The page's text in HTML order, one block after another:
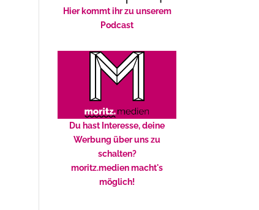
Hier kommt ihr zu unserem
Podcast
Du hast Interesse, deine
Werbung über uns zu
schalten?
moritz.medien macht's
möglich!